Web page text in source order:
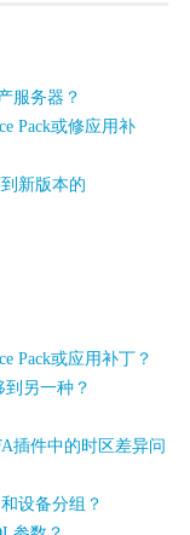
服务器？
Pack或修应用补
新版本的
Pack或应用补丁？
到另一种？
插件中的时区差异问
设备分组？